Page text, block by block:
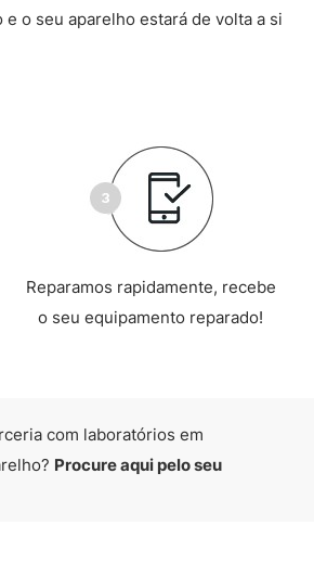
o seu aparelho estará de volta a si
Reparamos rapidamente, recebe
o seu equipamento reparado!
com laboratórios em
Procure aqui pelo seu